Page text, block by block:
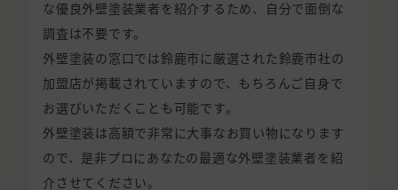
な優良外壁塗装業者を紹介するため、自分で面倒な
調査は不要です。
外壁塗装の窓口では鈴鹿市に厳選された鈴鹿市社の
加盟店が掲載されていますので、もちろんご自身で
お選びいただくことも可能です。
外壁塗装は高額で非常に大事なお買い物になります
ので、是非プロにあなたの最適な外壁塗装業者を紹
介させてください。